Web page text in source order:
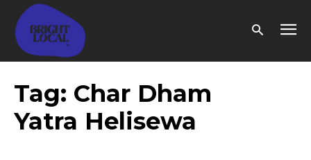
Tag: Char Dham
Yatra Helisewa